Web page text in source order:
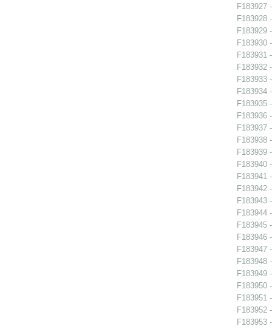
F183927
F183928
F183929
F183930
F183931
F183932
F183933
F183934
F183935
F183936
F183937
F183938
F183939
F183940
F183941
F183942
F183943
F183944
F183945
F183946
F183947
F183948
F183949
F183950
F183951
F183952
F183953